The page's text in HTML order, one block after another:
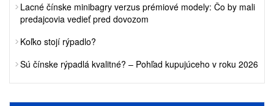
Lacné čínske minibagry verzus prémiové modely: Čo by mali
predajcovia vedieť pred dovozom
Koľko stojí rýpadlo?
Sú čínske rýpadlá kvalitné? – Pohľad kupujúceho v roku 2026